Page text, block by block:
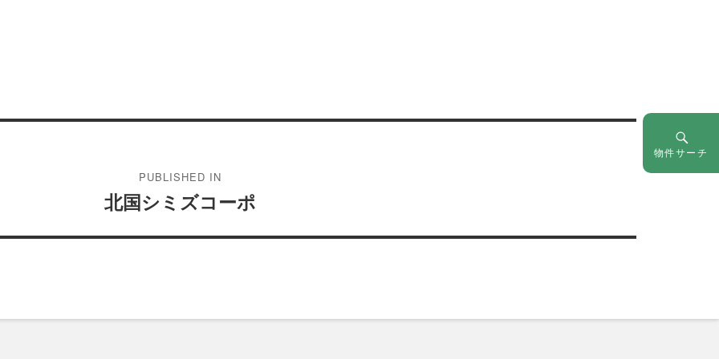
PUBLISHED IN
北国シミズコーポ
物件サーチ